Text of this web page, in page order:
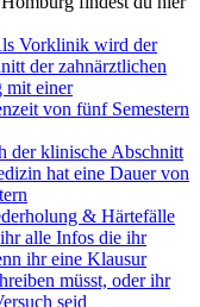
Vorklinik wird der
der zahnärztlichen
mit einer
von fünf Semestern
der klinische Abschnitt
hat eine Dauer von
& Härtefälle
alle Infos die ihr
ihr eine Klausur
müsst, oder ihr
seid